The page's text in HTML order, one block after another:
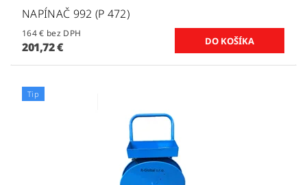
NAPÍNAČ 992 (P 472)
164 € bez DPH
201,72 €
Tip